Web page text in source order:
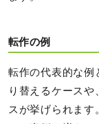
転作の例
転作の代表的な例
り替えるケース
スが挙げられま